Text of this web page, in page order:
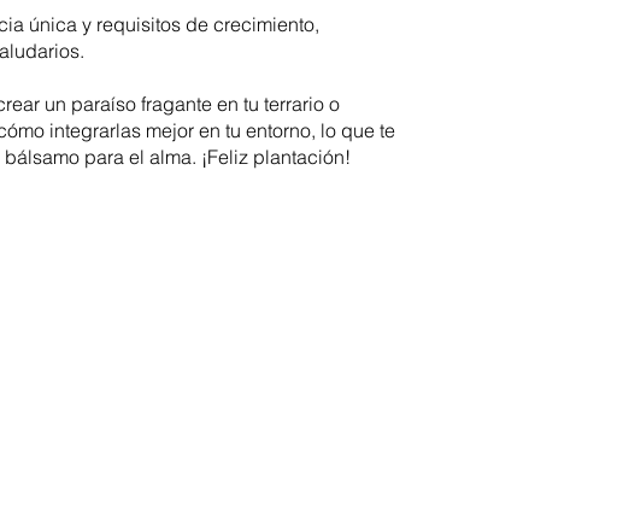
única y requisitos de crecimiento,
un paraíso fragante en tu terrario o
integrarlas mejor en tu entorno, lo que te
para el alma. ¡Feliz plantación!